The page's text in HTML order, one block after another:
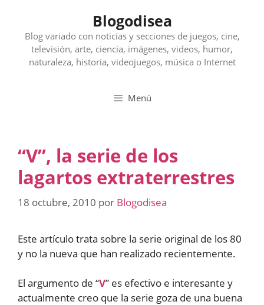
contenido
Blogodisea
Blog variado con noticias y secciones de juegos, cine,
televisión, arte, ciencia, imágenes, videos, humor,
naturaleza, historia, videojuegos, música o Internet
Menú
“V”, la serie de los
lagartos extraterrestres
18 octubre, 2010 por Blogodisea
Este artículo trata sobre la serie original de los 80
y no la nueva que han realizado recientemente.
El argumento de “V” es efectivo e interesante y
actualmente creo que la serie goza de una buena